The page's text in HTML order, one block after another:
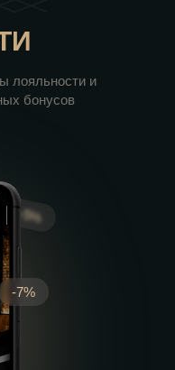
-5%
-7%
лояльности и
бонусов